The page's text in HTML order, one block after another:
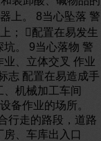
上。 8当心坠落 警
； 配置在易发生
。 9当心落物 警
、立体交叉 作业
志 配置在易造成手
机械加工车间
备作业的场所。
行走的路段，道路
、车库出入口